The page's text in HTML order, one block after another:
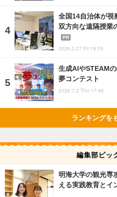
全国14自治体が視
双方向な遠隔授業
PR
2026.2.27 Fri 19:15
生成AIやSTEAM
夢コンテスト
2026.7.2 Thu 17:45
ランキングを
編集部ピッ
明海大学の観光専
える実践教育とイ